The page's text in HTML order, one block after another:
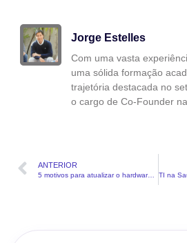
Jorge Estelles
Com uma vasta
uma sólida formação
trajetória destacada no
o cargo de Co-Founder
ANTERIOR
5 motivos para atualizar o hardware e sistemas operacionais da sua empresa